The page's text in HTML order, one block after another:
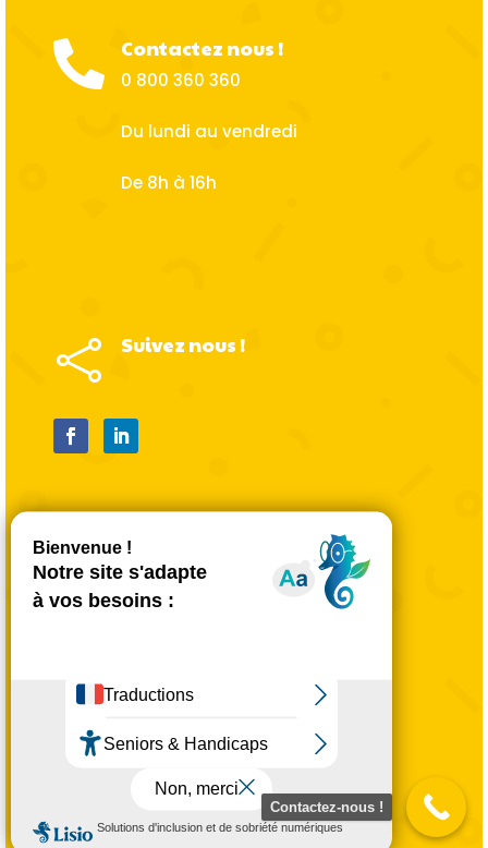
 Contactez nous !
0 800 360 360
Du lundi au vendredi
De 8h à 16h
 Suivez nous !
Mentions légales
CGU
Plan du site
Contactez-nous !